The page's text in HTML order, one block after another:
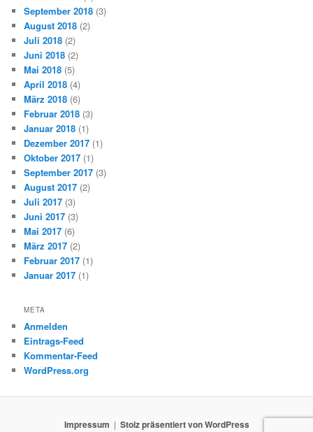
September 2018 (3)
August 2018 (2)
Juli 2018 (2)
Juni 2018 (2)
Mai 2018 (5)
April 2018 (4)
März 2018 (6)
Februar 2018 (3)
Januar 2018 (1)
Dezember 2017 (1)
Oktober 2017 (1)
September 2017 (3)
August 2017 (2)
Juli 2017 (3)
Juni 2017 (3)
Mai 2017 (6)
März 2017 (2)
Februar 2017 (1)
Januar 2017 (1)
META
Anmelden
Eintrags-Feed
Kommentar-Feed
WordPress.org
Impressum Stolz präsentiert von WordPress